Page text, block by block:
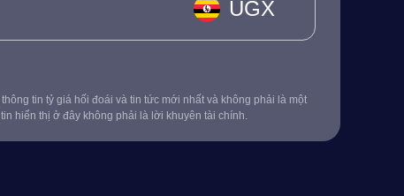
UGX
tin tỷ giá hối đoái và tin tức mới nhất và không phải là một
hiển thị ở đây không phải là lời khuyên tài chính.